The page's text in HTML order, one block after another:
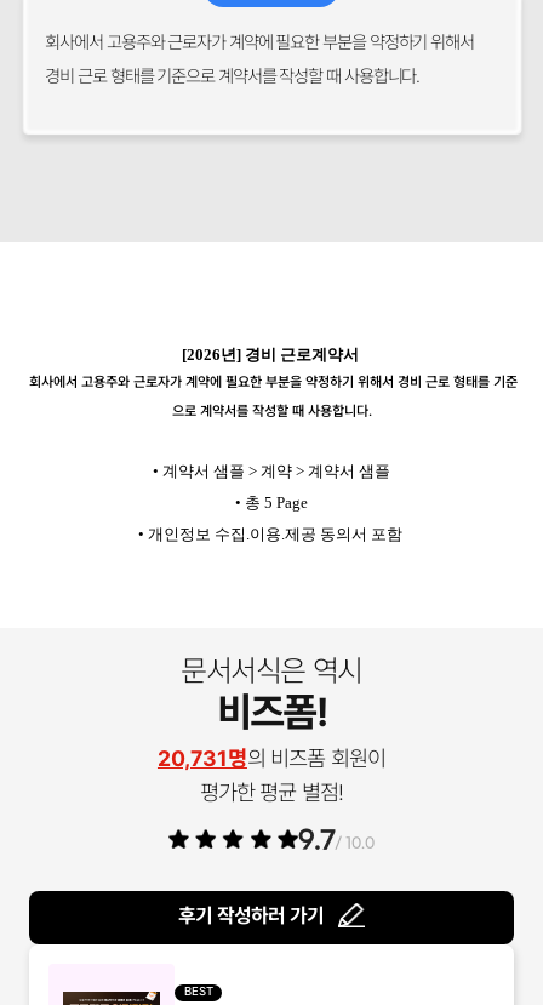
회사에서 고용주와 근로자가 계약에 필요한 부분을 약정하기 위해서
경비 근로 형태를 기준으로 계약서를 작성할 때 사용합니다.
[2026년] 경비 근로계약서
회사에서 고용주와 근로자가 계약에 필요한 부분을 약정하기 위해서 경비 근로 형태를 기준
으로 계약서를 작성할 때 사용합니다.
• 계약서 샘플 > 계약 > 계약서 샘플
• 총 5 Page
• 개인정보 수집.이용.제공 동의서 포함
문서서식은 역시
비즈폼!
20,731명의 비즈폼 회원이
평가한 평균 별점!
9.7/ 10.0
후기 작성하러 가기
BEST